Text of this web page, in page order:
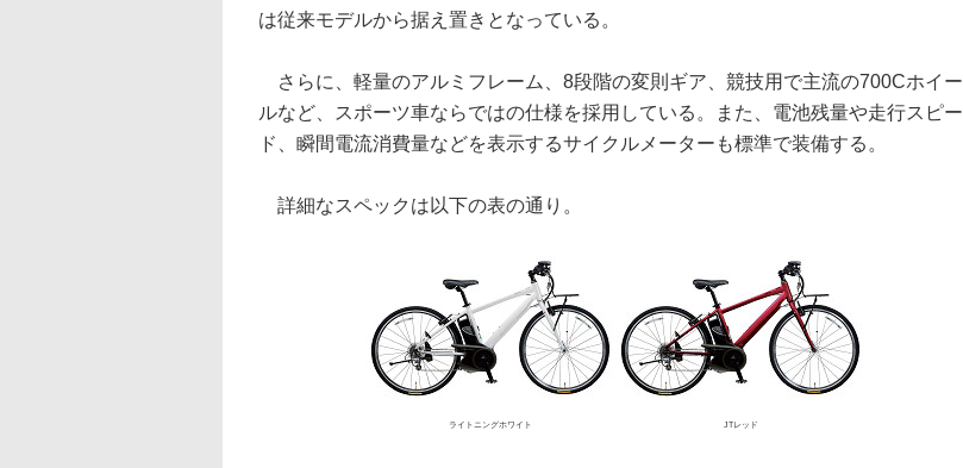
は従来モデルから据え置きとなっている。
さらに、軽量のアルミフレーム、8段階の変則ギア、競技用で主流の700Cホイー
ルなど、スポーツ車ならではの仕様を採用している。また、電池残量や走行スピー
ド、瞬間電流消費量などを表示するサイクルメーターも標準で装備する。
詳細なスペックは以下の表の通り。
ライトニングホワイト JTレッド